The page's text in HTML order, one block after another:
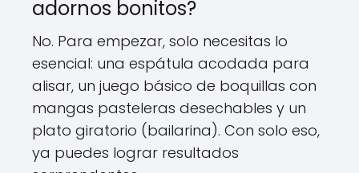
adornos bonitos?
No. Para empezar, solo necesitas lo
esencial: una espátula acodada para
alisar, un juego básico de boquillas con
mangas pasteleras desechables y un
plato giratorio (bailarina). Con solo eso,
ya puedes lograr resultados